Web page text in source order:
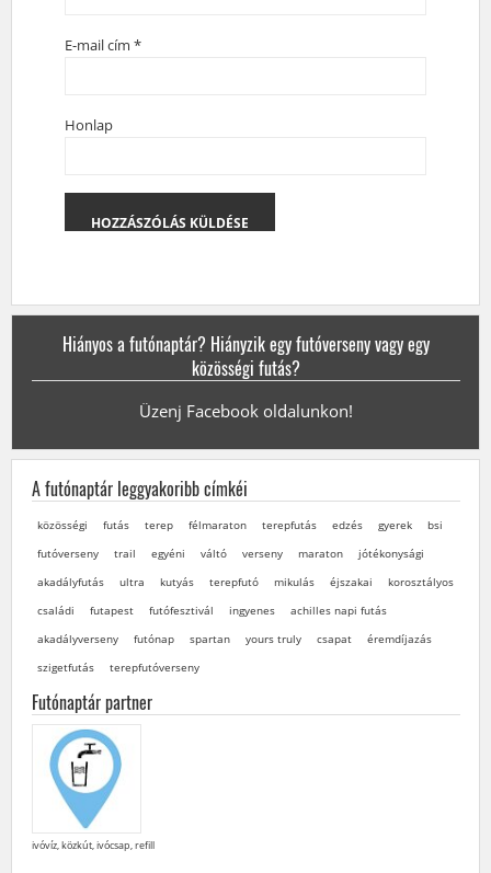
E-mail cím *
Honlap
Hiányos a futónaptár? Hiányzik egy futóverseny vagy egy
közösségi futás?
Üzenj Facebook oldalunkon!
A futónaptár leggyakoribb címkéi
közösségi futás terep félmaraton terepfutás edzés gyerek
bsi
futóverseny
trail egyéni váltó verseny maraton
jótékonysági
akadályfutás
ultra kutyás terepfutó mikulás éjszakai
korosztályos
családi
futapest futófesztivál ingyenes
achilles napi futás
akadályverseny
futónap spartan yours truly csapat
éremdíjazás
szigetfutás
terepfutóverseny
Futónaptár partner
ivóvíz, közkút, ivócsap, refill